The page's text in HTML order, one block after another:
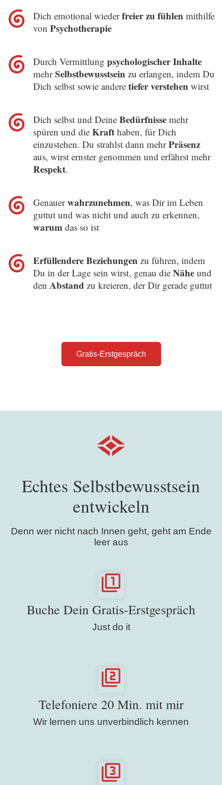
Dich emotional wiederfreier zu fühlen mithilfe
von Psychotherapie
Durch Vermittlung psychologischer Inhalte
mehrSelbstbewusstsein zu erlangen, indem Du
Dich selbst sowie andere tiefer verstehen wirst
Dich selbst und Deine Bedürfnisse mehr
spüren und die Kraft haben, für Dich
einzustehen. Du strahlst dann mehrPräsenz
aus, wirst ernster genommen und erfährst mehr
Respekt.
Genauerwahrzunehmen, was Dir im Leben
guttut und was nicht und auch zu erkennen,
warum das so ist
Erfüllendere Beziehungen zu führen, indem
Du in der Lage sein wirst, genau die Nähe und
den Abstand zu kreieren, der Dir gerade guttut
Gratis-Erstgespräch
Echtes Selbstbewusstsein
entwickeln
Denn wer nicht nach Innen geht, geht am Ende
leer aus
Buche Dein Gratis-Erstgespräch
Just do it
Telefoniere 20 Min. mit mir
Wir lernen uns unverbindlich kennen